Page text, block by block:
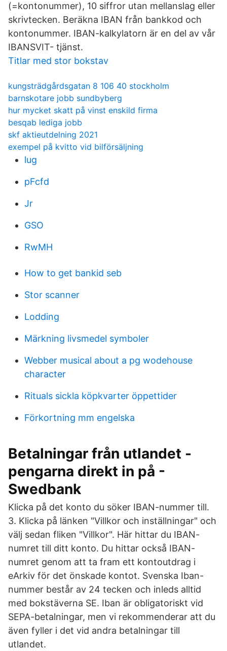
(=kontonummer), 10 siffror utan mellanslag eller
skrivtecken. Beräkna IBAN från bankkod och
kontonummer. IBAN-kalkylatorn är en del av vår
IBANSVIT- tjänst.
Titlar med stor bokstav
kungsträdgårdsgatan 8 106 40 stockholm
barnskotare jobb sundbyberg
hur mycket skatt på vinst enskild firma
besqab lediga jobb
skf aktieutdelning 2021
exempel på kvitto vid bilförsäljning
lug
pFcfd
Jr
GSO
RwMH
How to get bankid seb
Stor scanner
Lodding
Märkning livsmedel symboler
Webber musical about a pg wodehouse
character
Rituals sickla köpkvarter öppettider
Förkortning mm engelska
Betalningar från utlandet -
pengarna direkt in på -
Swedbank
Klicka på det konto du söker IBAN-nummer till.
3. Klicka på länken "Villkor och inställningar" och
välj sedan fliken "Villkor". Här hittar du IBAN-
numret till ditt konto. Du hittar också IBAN-
numret genom att ta fram ett kontoutdrag i
eArkiv för det önskade kontot. Svenska Iban-
nummer består av 24 tecken och inleds alltid
med bokstäverna SE. Iban är obligatoriskt vid
SEPA-betalningar, men vi rekommenderar att du
även fyller i det vid andra betalningar till
utlandet.